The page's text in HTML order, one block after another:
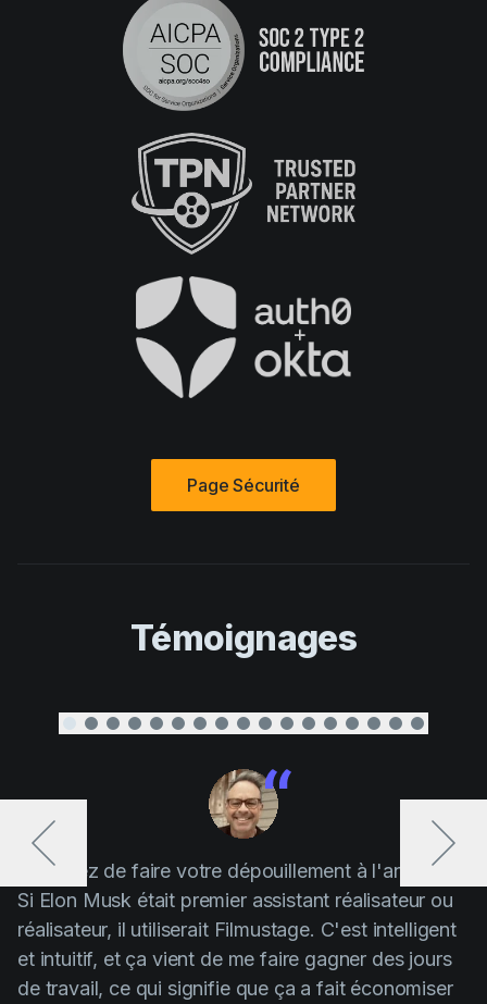
Page Sécurité
Témoignages
« Arrêtez de faire votre dépouillement à l'ancienne.
Si Elon Musk était premier assistant réalisateur ou
réalisateur, il utiliserait Filmustage. C'est intelligent
et intuitif, et ça vient de me faire gagner des jours
de travail, ce qui signifie que ça a fait économiser